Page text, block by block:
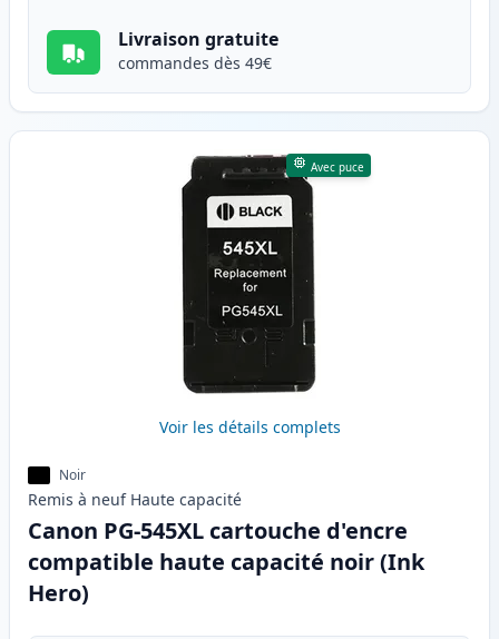
Livraison gratuite
commandes dès 49€
Avec puce
Voir les détails complets
Noir
Remis à neuf Haute capacité
Canon PG-545XL cartouche d'encre
compatible haute capacité noir (Ink
Hero)